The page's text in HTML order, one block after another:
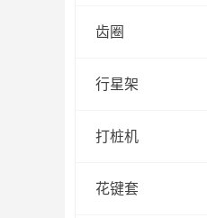
齿圈
行星架
打桩机
花键套